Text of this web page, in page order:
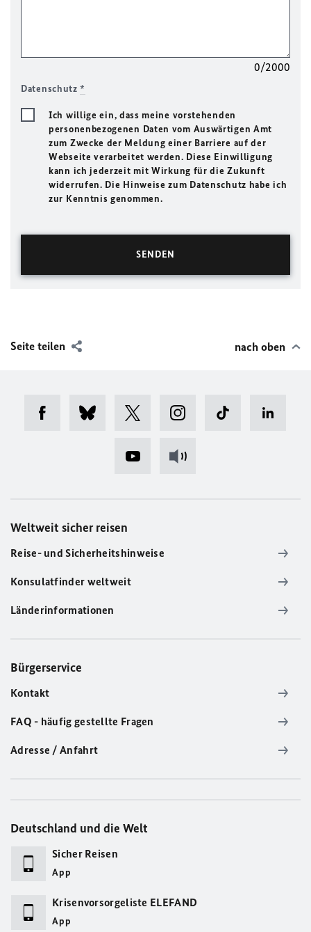
0/2000
Datenschutz*
Ich willige ein, dass meine vorstehenden
personenbezogenen Daten vom Auswärtigen Amt
zum Zwecke der Meldung einer Barriere auf der
Webseite verarbeitet werden. Diese Einwilligung
kann ich jederzeit mit Wirkung für die Zukunft
widerrufen. Die Hinweise zum Datenschutz habe ich
zur Kenntnis genommen.
Seite teilen nach oben
Weltweit sicher reisen
Reise- und Sicherheitshinweise
Konsulatfinder weltweit
Länderinformationen
Bürgerservice
Kontakt
FAQ - häufig gestellte Fragen
Adresse / Anfahrt
Deutschland und die Welt
Sicher Reisen
App
Krisenvorsorgeliste ELEFAND
App